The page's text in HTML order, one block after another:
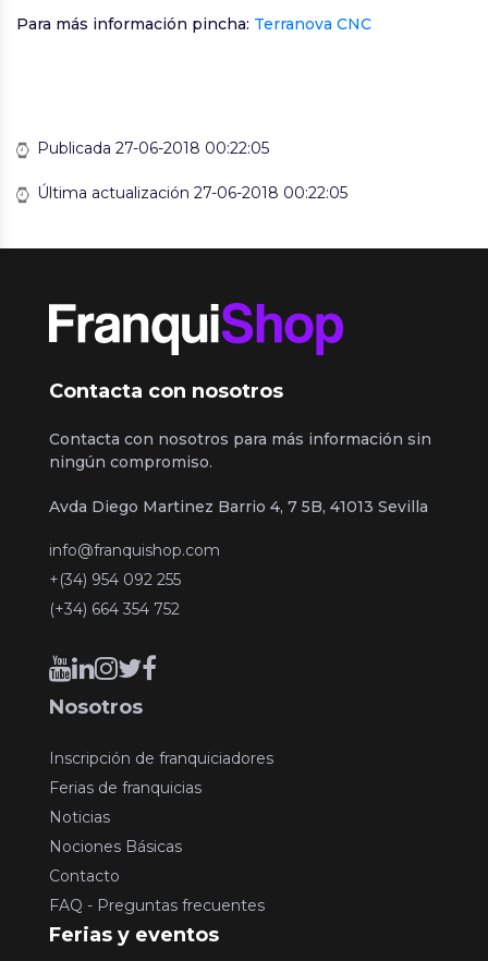
Para más información pincha: Terranova CNC
Publicada 27-06-2018 00:22:05
Última actualización 27-06-2018 00:22:05
Contacta con nosotros
Contacta con nosotros para más información sin
ningún compromiso.
Avda Diego Martinez Barrio 4, 7 5B, 41013 Sevilla
info@franquishop.com
+(34) 954 092 255
(+34) 664 354 752
Nosotros
Inscripción de franquiciadores
Ferias de franquicias
Noticias
Nociones Básicas
Contacto
FAQ - Preguntas frecuentes
Ferias y eventos